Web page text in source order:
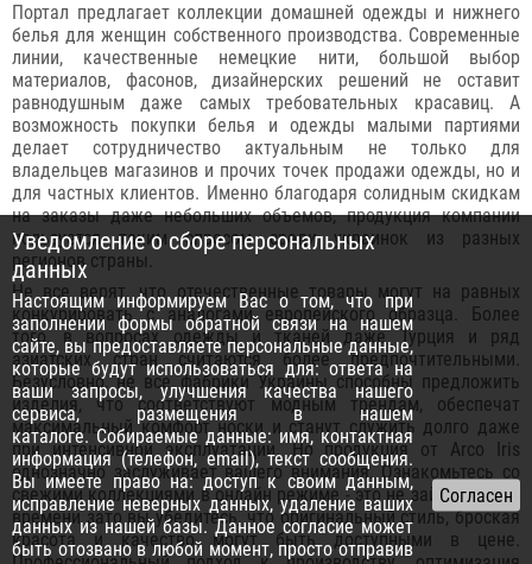
Портал предлагает коллекции домашней одежды и нижнего
белья для женщин собственного производства. Современные
линии, качественные немецкие нити, большой выбор
материалов, фасонов, дизайнерских решений не оставит
равнодушным даже самых требовательных красавиц. А
возможность покупки белья и одежды малыми партиями
делает сотрудничество актуальным не только для
владельцев магазинов и прочих точек продажи одежды, но и
для частных клиентов. Именно благодаря солидным скидкам
на заказы даже небольших объемов, продукция компании
пользуется таким спросом среди украинок из разных
регионов страны.
Не все верят, что отечественные товары могут на равных
конкурировать с аналогами европейского образца. Более
того, в вопросах одежды и тканей даже Турция и ряд
азиатских стран считаются более предпочтительными.
Безусловно, не все фабрики Украины способны предложить
изделия, что соответствуют модным трендам, обеспечат
максимальный комфорт носки и станут служить долго даже
при интенсивной эксплуатации. Но продукция от Arco Iris
однозначно заслуживает вашего внимания. Ознакомьтесь со
свежими коллекциями в онлайн режиме - это не займет много
времени зато вы убедитесь, что оригинальный стиль, броская
красота и качество могут быть доступными в цене.
Уведомление о сборе персональных
данных
Настоящим информируем Вас о том, что при
заполнении формы обратной связи на нашем
сайте, вы предоставляете персональные данные,
которые будут использоваться для: ответа на
ваши запросы, улучшения качества нашего
сервиса, размещения в нашем
каталоге. Собираемые данные: имя, контактная
информация (телефон, email), текст сообщения.
Вы имеете право на: доступ к своим данным,
исправление неверных данных, удаление ваших
данных из нашей базы. Данное согласие может
быть отозвано в любой момент, просто отправив